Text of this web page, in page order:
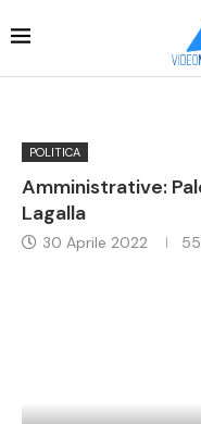
POLITICA
Amministrative:
Lagalla
30 Aprile 2022